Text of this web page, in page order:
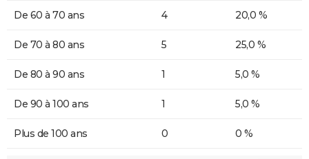
De 60 à 70 ans 4 20,0 %
De 70 à 80 ans 5 25,0 %
De 80 à 90 ans 1 5,0 %
De 90 à 100 ans 1 5,0 %
Plus de 100 ans 0 0 %